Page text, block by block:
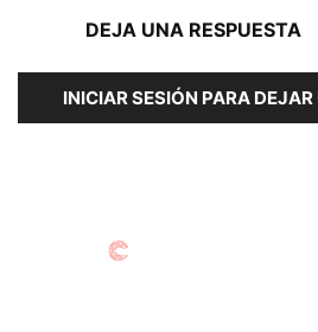
DEJA UNA RESPUESTA
INICIAR SESIÓN PARA